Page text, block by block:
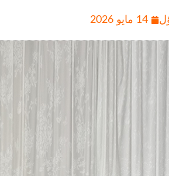
14 مايو 2026